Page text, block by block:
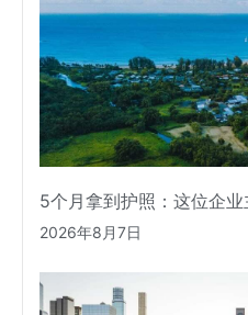
5个月拿到护照：这位企
2026年8月7日